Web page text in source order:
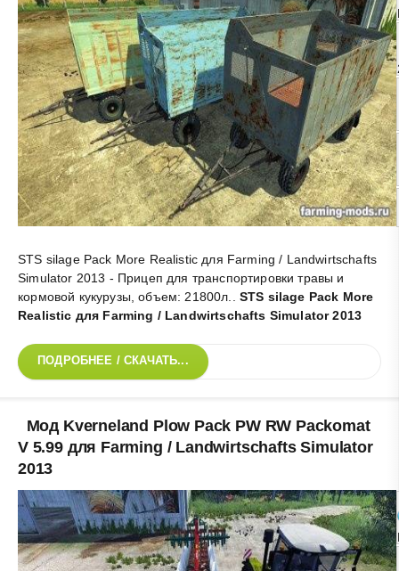
STS silage Pack More Realistic для Farming / Landwirtschafts
Simulator 2013 - Прицеп для транспортировки травы и
кормовой кукурузы, объем: 21800л.. STS silage Pack More
Realistic для Farming / Landwirtschafts Simulator 2013
ПОДРОБНЕЕ / СКАЧАТЬ...
Мод Kverneland Plow Pack PW RW Packomat
V 5.99 для Farming / Landwirtschafts Simulator
2013